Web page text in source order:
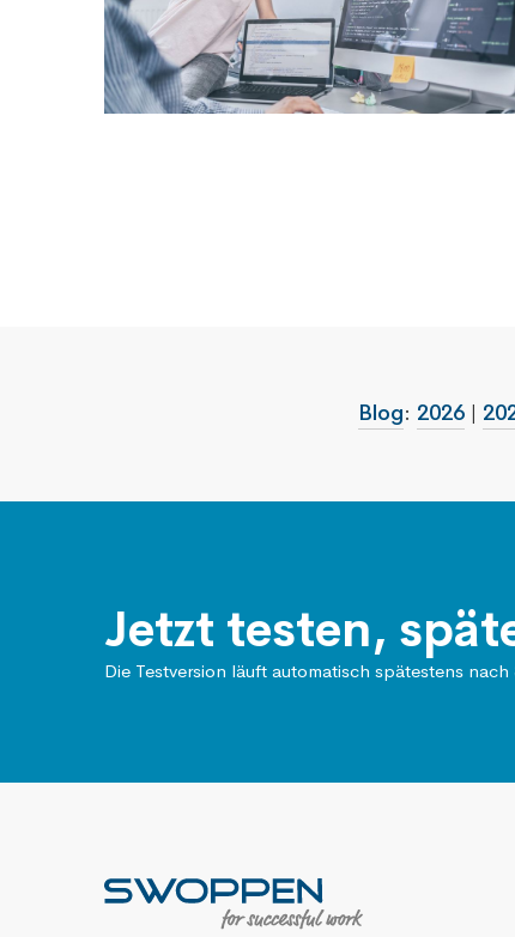
Blog: 2026 |
Jetzt testen,
Die Testversion läuft automatisch spätestens